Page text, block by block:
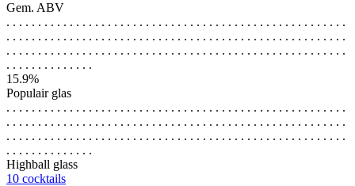
Gem. ABV
. . . . . . . . . . . . . . . . . . . . . . . . . . . . . . . . . . . . . . . . . . . . . . . . . . . . . .
. . . . . . . . . . . . . . . . . . . . . . . . . . . . . . . . . . . . . . . . . . . . . . . . . . . . . .
. . . . . . . . . . . . . . . . . . . . . . . . . . . . . . . . . . . . . . . . . . . . . . . . . . . . . .
. . . . . . . . . . . . . .
15.9%
Populair glas
. . . . . . . . . . . . . . . . . . . . . . . . . . . . . . . . . . . . . . . . . . . . . . . . . . . . . .
. . . . . . . . . . . . . . . . . . . . . . . . . . . . . . . . . . . . . . . . . . . . . . . . . . . . . .
. . . . . . . . . . . . . . . . . . . . . . . . . . . . . . . . . . . . . . . . . . . . . . . . . . . . . .
. . . . . . . . . . . . . .
Highball glass
10 cocktails